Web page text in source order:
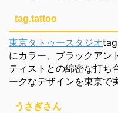
tag.tattoo
東京タトゥースタジオ
にカラー、ブラックアン
ティストとの綿密な打ち
ークなデザインを東京で
うさぎさん